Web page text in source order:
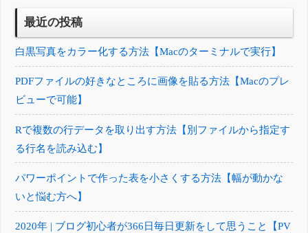
最近の投稿
白黒写真をカラー化する方法【Macのターミナルで実行】
PDFファイルの好きなところに画像を貼る方法【Macのプレ
ビューで可能】
Rで複数の行データを取り出す方法【別ファイルから指定す
る行名を読み込む】
パワーポイントで作った表を小さくする方法【幅が動かな
いと悩む方へ】
2020年 | ブログ初心者が366日毎日更新をして思うこと【PV